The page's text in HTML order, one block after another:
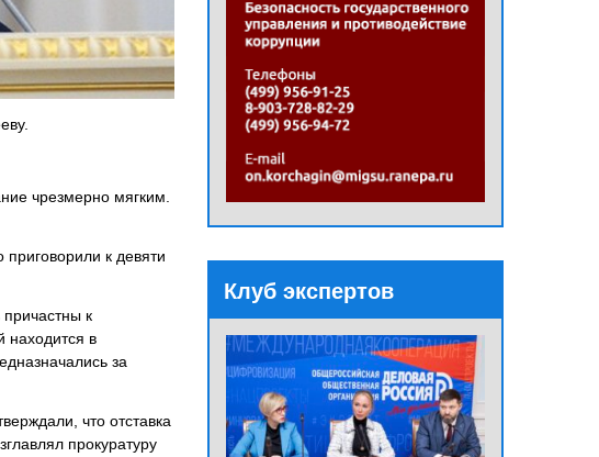
чрезмерно мягким.
к девяти
к
находится в
за
что отставка
прокуратуру
Клуб экспертов